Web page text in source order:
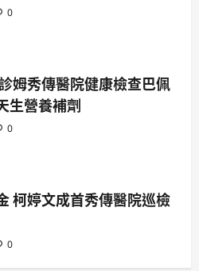
0
姆秀傳醫院健康檢查巴佩
生營養補劑
0
柯婷文成首秀傳醫院巡檢
0